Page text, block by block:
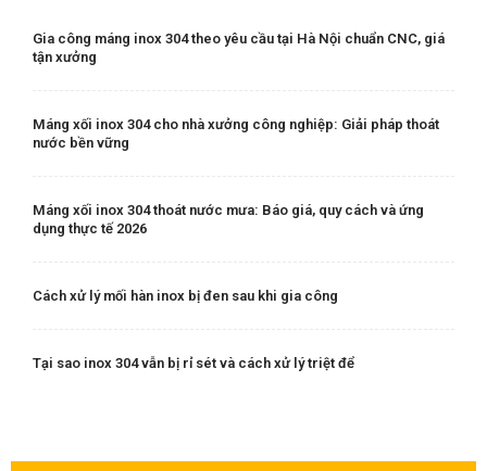
Gia công máng inox 304 theo yêu cầu tại Hà Nội chuẩn CNC, giá
tận xưởng
Máng xối inox 304 cho nhà xưởng công nghiệp: Giải pháp thoát
nước bền vững
Máng xối inox 304 thoát nước mưa: Báo giá, quy cách và ứng
dụng thực tế 2026
Cách xử lý mối hàn inox bị đen sau khi gia công
Tại sao inox 304 vẫn bị rỉ sét và cách xử lý triệt để